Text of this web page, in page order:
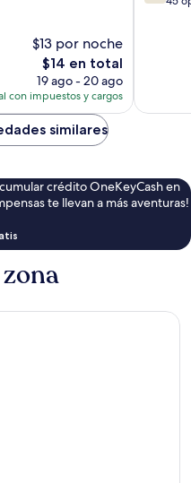
$13 por noche
El
precio
actual
es
de
$14
$14 en total
19 ago - 20 ago
con impuestos y cargos
similares
crédito OneKeyCash en
te llevan a más aventuras!